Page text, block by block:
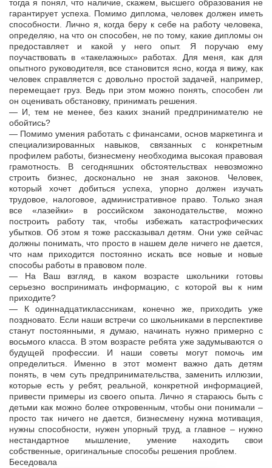
тогда я понял, что наличие, скажем, высшего образования не
гарантирует успеха. Помимо диплома, человек должен иметь
способности. Лично я, когда беру к себе на работу человека,
определяю, на что он способен, не по тому, какие дипломы он
предоставляет и какой у него опыт. Я поручаю ему
поучаствовать в «такелажных» работах. Для меня, как для
опытного руководителя, все становится ясно, когда я вижу, как
человек справляется с довольно простой задачей, например,
перемещает груз. Ведь при этом можно понять, способен ли
он оценивать обстановку, принимать решения.
— И, тем не менее, без каких знаний предпринимателю не
обойтись?
— Помимо умения работать с финансами, основ маркетинга и
специализированных навыков, связанных с конкретным
профилем работы, бизнесмену необходима высокая правовая
грамотность. В сегодняшних обстоятельствах невозможно
строить бизнес, досконально не зная законов. Человек,
который хочет добиться успеха, упорно должен изучать
трудовое, налоговое, административное право. Только зная
все «лазейки» в российском законодательстве, можно
построить работу так, чтобы избежать катастрофических
убытков. Об этом я тоже рассказывал детям. Они уже сейчас
должны понимать, что просто в нашем деле ничего не дается,
что нам приходится постоянно искать все новые и новые
способы работы в правовом поле.
— На Ваш взгляд, в каком возрасте школьники готовы
серьезно воспринимать информацию, с которой вы к ним
приходите?
— К одиннадцатиклассникам, конечно же, приходить уже
поздновато. Если наши встречи со школьниками в перспективе
станут постоянными, я думаю, начинать нужно примерно с
восьмого класса. В этом возрасте ребята уже задумываются о
будущей профессии. И наши советы могут помочь им
определиться. Именно в этот момент важно дать детям
понять, в чем суть предпринимательства, заменить иллюзии,
которые есть у ребят, реальной, конкретной информацией,
привести примеры из своего опыта. Лично я стараюсь быть с
детьми как можно более откровенным, чтобы они понимали –
просто так ничего не дается, бизнесмену нужна мотивация,
нужны способности, нужен упорный труд, а главное – нужно
нестандартное мышление, умение находить свои
собственные, оригинальные способы решения проблем.
Беседовала